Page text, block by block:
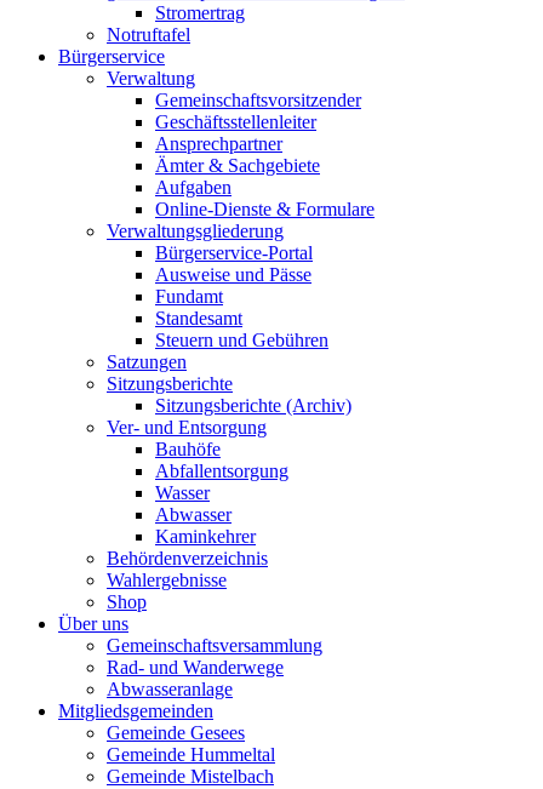
Stromertrag
Notruftafel
Bürgerservice
Verwaltung
Gemeinschaftsvorsitzender
Geschäftsstellenleiter
Ansprechpartner
Ämter & Sachgebiete
Aufgaben
Online-Dienste & Formulare
Verwaltungsgliederung
Bürgerservice-Portal
Ausweise und Pässe
Fundamt
Standesamt
Steuern und Gebühren
Satzungen
Sitzungsberichte
Sitzungsberichte (Archiv)
Ver- und Entsorgung
Bauhöfe
Abfallentsorgung
Wasser
Abwasser
Kaminkehrer
Behördenverzeichnis
Wahlergebnisse
Shop
Über uns
Gemeinschaftsversammlung
Rad- und Wanderwege
Abwasseranlage
Mitgliedsgemeinden
Gemeinde Gesees
Gemeinde Hummeltal
Gemeinde Mistelbach